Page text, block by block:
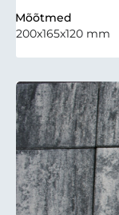
Mõõtmed
200x165x120 mm